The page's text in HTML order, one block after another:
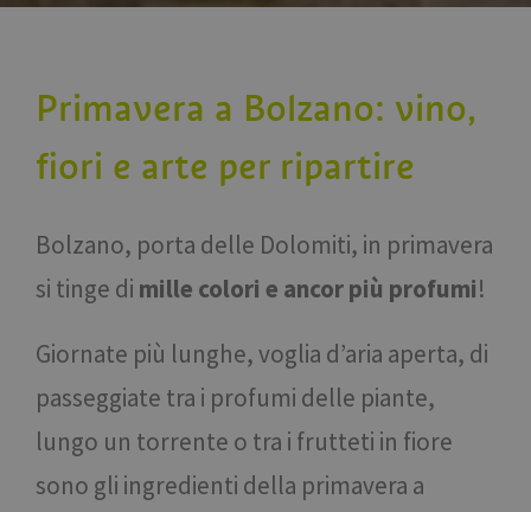
Primavera a Bolzano: vino,
fiori e arte per ripartire
Bolzano, porta delle Dolomiti, in primavera
si tinge di mille colori e ancor più profumi!
Giornate più lunghe, voglia d’aria aperta, di
passeggiate tra i profumi delle piante,
lungo un torrente o tra i frutteti in fiore
sono gli ingredienti della primavera a